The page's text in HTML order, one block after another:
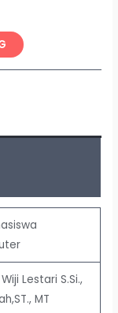
Lestari S.Si.,
MT